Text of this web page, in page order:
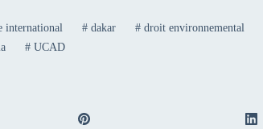
international # dakar #droit environnemental
# UCAD